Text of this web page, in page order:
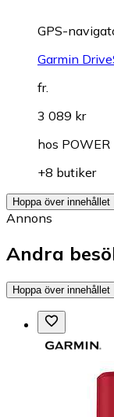
GPS-
Garmin
fr.
3 089 kr
hos POWER
+8 butiker
Hoppa över innehållet
Annons
Andra
Hoppa över innehållet